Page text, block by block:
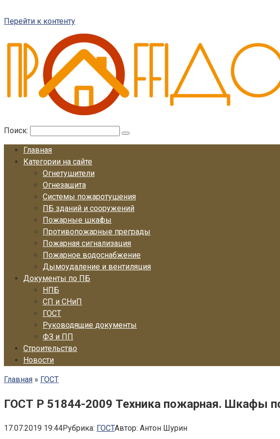
Перейти к контенту
Поиск:
Главная
Категории на сайте
Огнетушители
Огнезащита
Системы пожаротушения
ПБ зданий и сооружений
Пожарные шкафы
Противопожарные преграды
Пожарная сигнализация
Пожарное водоснабжение
Дымоудаление и вентиляция
Документы по ПБ
НПБ
СП и СНиП
ГОСТ
Руководящие документы
ФЗ и ПП
Строительство
Новости
Главная » ГОСТ
ГОСТ Р 51844-2009 Техника пожарная. Шкафы
17.07.2019 19:44Рубрика: ГОСТАвтор: Антон Шурин